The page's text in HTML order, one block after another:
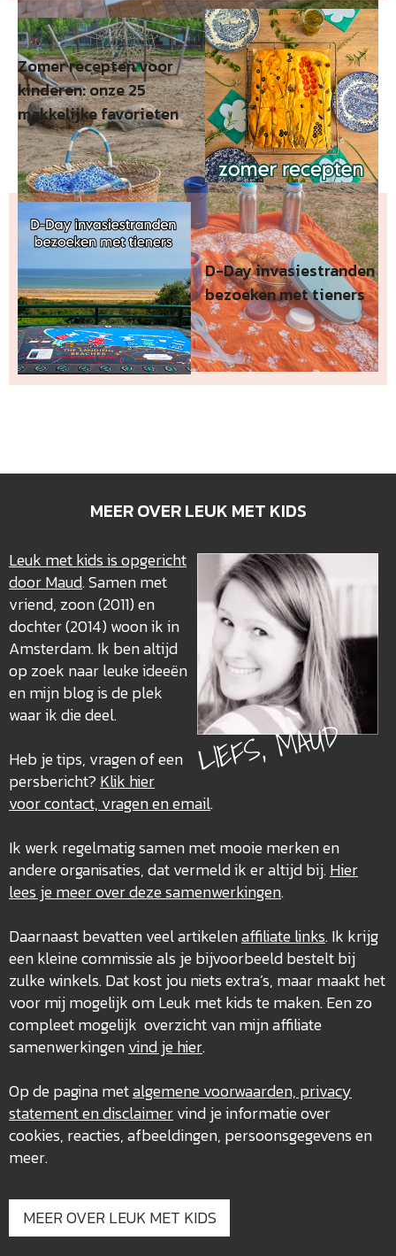
Zomer recepten voor
kinderen: onze 25
makkelijke favorieten
D-Day invasiestranden
bezoeken met tieners
MEER OVER LEUK MET KIDS
LIEFS, MAUD
Leuk met kids is opgericht
door Maud. Samen met
vriend, zoon (2011) en
dochter (2014) woon ik in
Amsterdam. Ik ben altijd
op zoek naar leuke ideeën
en mijn blog is de plek
waar ik die deel.
Heb je tips, vragen of een
persbericht?Klik hier
voor contact, vragen en email.
Ik werk regelmatig samen met mooie merken en
andere organisaties, dat vermeld ik er altijd bij.Hier
lees je meer over dezesamenwerkingen.
Daarnaast bevatten veel artikelenaffiliate links. Ik krijg
een kleine commissie als je bijvoorbeeld bestelt bij
zulke winkels. Dat kost jou niets extra’s, maar maakt het
voor mij mogelijk om Leuk met kids te maken. Een zo
compleet mogelijk overzicht van mijn affiliate
samenwerkingenvind je hier.
Op de pagina metalgemene voorwaarden, privacy
statement en disclaimervind je informatie over
cookies, reacties, afbeeldingen, persoonsgegevens en
meer.
MEER OVER LEUK MET KIDS